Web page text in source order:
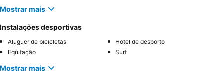
Mostrar mais
Instalações desportivas
Aluguer de bicicletas
Hotel de desporto
Equitação
Surf
Mostrar mais